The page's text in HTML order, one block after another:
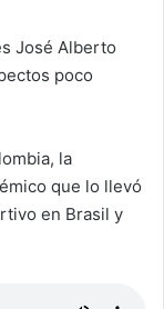
José Alberto
poco
la
que lo llevó
en Brasil y